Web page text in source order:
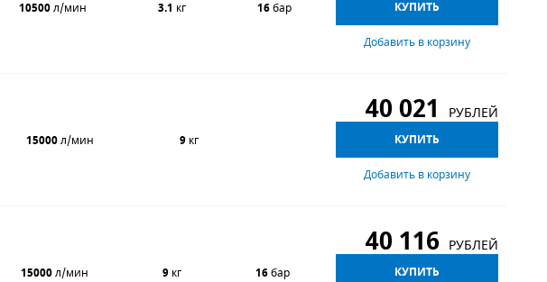
10500л/мин 3.1 кг 16бар КУПИТЬ
Добавить в корзину
15000л/мин 9 кг
40 021 РУБЛЕЙ
КУПИТЬ
Добавить в корзину
15000л/мин 9 кг 16бар
40 116 РУБЛЕЙ
КУПИТЬ